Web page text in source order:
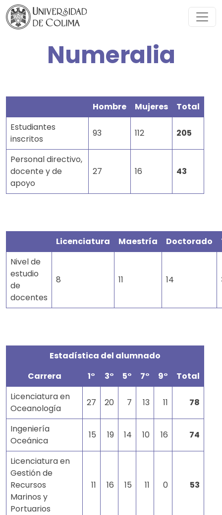
Numeralia
Hombre Mujeres
Total
Estudiantes
inscritos
93 112 205
Personal directivo,
docente y de
apoyo
27 16 43
Licenciatura Maestría Doctorado
Nivel de
estudio
de
docentes
8 11 14
Estadística del alumnado
Carrera
1° 3° 5° 7° 9°
Total
Licenciatura en
Oceanología
27 20 7 13 11 78
Ingeniería
Oceánica
15 19 14 10 16 74
Licenciatura en
Gestión de
Recursos
Marinos y
Portuarios
11 16 15 11 0 53